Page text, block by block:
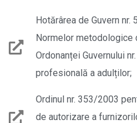
Hotărârea de Guvern
Normelor metodologice
Ordonanței Guvernului
profesională a adulților;
Ordinul nr. 353/2003
de autorizare a